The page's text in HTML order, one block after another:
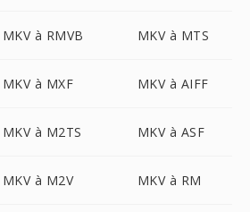
MKV à RMVB MKV à MTS
MKV à MXF MKV à AIFF
MKV à M2TS MKV à ASF
MKV à M2V MKV à RM